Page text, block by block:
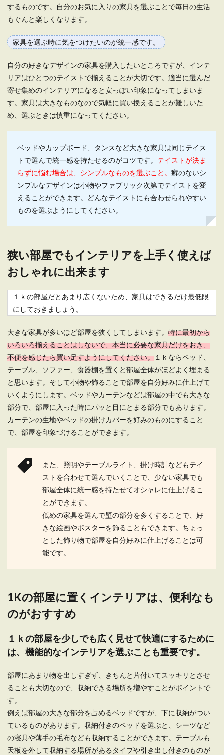
大学進学を機に始めた一人暮らし生活。 せっかく
屋にして...
するものです。自分のお気に入りの家具を選ぶことで毎日の生活
もぐんと楽しくなります。
家具を選ぶ時に気をつけたいのが統一感です。
自分の好きなデザインの家具を購入したいところですが、インテ
リアはひとつのテイストで揃えることが大切です。適当に選んだ
寄せ集めのインテリアになると安っぽい印象になってしまいま
す。家具は大きなものなので気軽に買い換えることが難しいた
め、選ぶときは慎重になってください。
ベッドやカップボード、タンスなど大きな家具は同じテイス
トで選んで統一感を持たせるのがコツです。テイストが決ま
らずに悩む場合は、シンプルなものを選ぶこと。癖のないシ
ンプルなデザインは小物やファブリック次第でテイストを変
えることができます。どんなテイストにも合わせられやすい
ものを選ぶようにしてください。
狭い部屋でもインテリアを上手く使えば
おしゃれに出来ます
１ｋの部屋だとあまり広くないため、家具はできるだけ最低限
にしておきましょう。
大きな家具が多いほど部屋を狭くしてしまいます。 特に最初から
いろいろ揃えることはしないで、本当に必要な家具だけをおき、
不便を感じたら買い足すようにしてください。 １ｋならベッド、
テーブル、ソファー、食器棚を置くと部屋全体がほどよく埋まる
と思います。そして小物や飾ることで部屋を自分好みに仕上げて
いくようにします。ベッドやカーテンなどは部屋の中でも大きな
部分で、部屋に入った時にパッと目にとまる部分でもあります。
カーテンの生地やベッドの掛けカバーを好みのものにすること
で、部屋を印象づけることができます。
また、照明やテーブルライト、掛け時計などもテイ
ストを合わせて選んでいくことで、少ない家具でも
部屋全体に統一感を持たせてオシャレに仕上げるこ
とができます。
低めの家具を選んで壁の部分を多くすることで、好
きな絵画やポスターを飾ることもできます。ちょっ
とした飾り物で部屋を自分好みに仕上げることは可
能です。
1Kの部屋に置くインテリアは、便利なも
のがおすすめ
１ｋの部屋を少しでも広く見せて快適にするために
は、機能的なインテリアを選ぶことも重要です。
部屋にあまり物を出しすぎず、きちんと片付いてスッキリとさせ
ることも大切なので、収納できる場所を増やすことがポイントで
す。
例えば部屋の大きな部分を占めるベッドですが、下に収納がつい
ているものがあります。収納付きのベッドを選ぶと、シーツなど
の寝具や薄手の毛布なども収納することができます。テーブルも
天板を外して収納する場所があるタイプや引き出し付きのものが